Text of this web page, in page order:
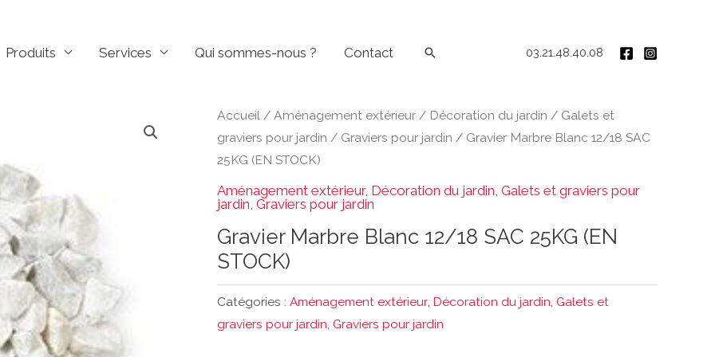
Produits Services Qui sommes-nous ? Contact Rechercher 03.21.48.40.08
Accueil / Aménagement extérieur / Décoration du jardin / Galets et
graviers pour jardin / Graviers pour jardin / Gravier Marbre Blanc 12/18 SAC
25KG (EN STOCK)
Aménagement extérieur, Décoration du jardin Galets et graviers pour
jardin Graviers pour jardin
Gravier Marbre Blanc 12/18 SAC 25KG (EN
STOCK)
Catégories : Aménagement extérieur, Décoration du jardin, Galets et
graviers pour jardin, Graviers pour jardin